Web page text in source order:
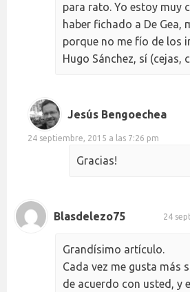
para rato. Yo estoy muy
haber fichado a De Gea,
porque no me fío de los
Hugo Sánchez, sí (cejas,
Jesús Bengoechea
24 septiembre, 2015 a las 7:26 pm
Gracias!
Blasdelezo75 24
Grandísimo artículo.
Cada vez me gusta más
de acuerdo con usted, y